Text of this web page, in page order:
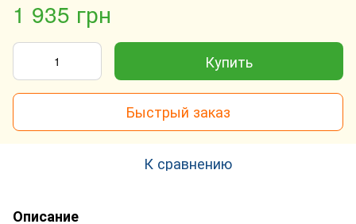
1 935 грн
Купить
Быстрый заказ
К сравнению
Описание